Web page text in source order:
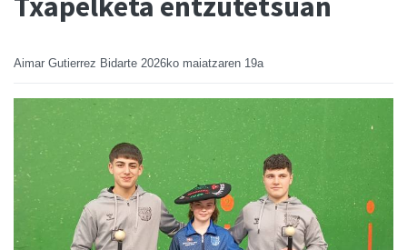
Aimar Gutierrez Bidarte 2026ko maiatzaren 19a